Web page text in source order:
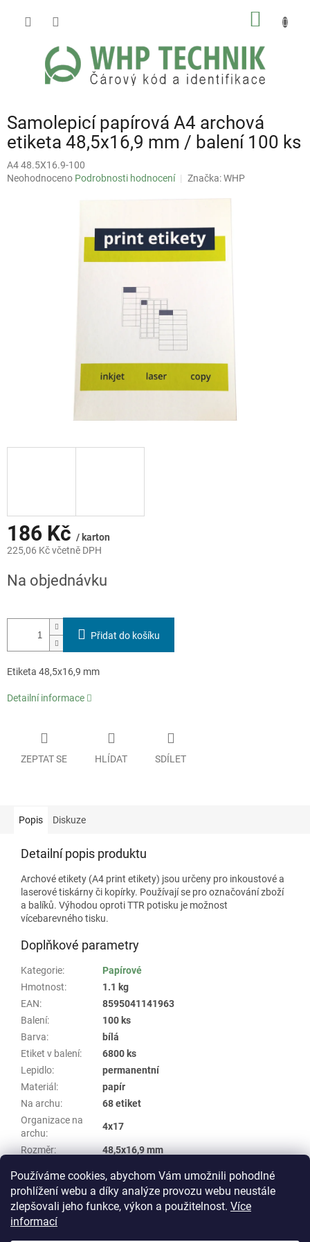
Používáme cookies, abychom Vám umožnili pohodlné
prohlížení webu a díky analýze provozu webu neustále
zlepšovali jeho funkce, výkon a použitelnost. Více
informací
Samolepicí papírová A4 archová
etiketa 48,5x16,9 mm / balení 100 ks
A4 48.5X16.9-100
Průměrné
Neohodnoceno Podrobnosti hodnocení Značka:WHP
186 Kč / karton
225,06 Kč včetně DPH
cena:
Na objednávku
Přidat do košíku
Etiketa 48,5x16,9 mm
Detailní informace
ZEPTAT SE HLÍDAT SDÍLET
Popis Diskuze
Detailní popis produktu
Archové etikety (A4 print etikety) jsou určeny pro inkoustové a
laserové tiskárny či kopírky. Používají se pro označování zboží
a balíků. Výhodou oproti TTR potisku je možnost
vícebarevného tisku.
Doplňkové parametry
Kategorie:
Papírové
Hmotnost:
1.1 kg
EAN:
8595041141963
Balení:
100 ks
Barva:
bílá
Etiket v balení:
6800 ks
Lepidlo:
permanentní
Materiál :
papír
Na archu:
68 etiket
Organizace na
archu:
4x17
Rozměr: 48,5x16,9 mm
Skupina:
WHP #472